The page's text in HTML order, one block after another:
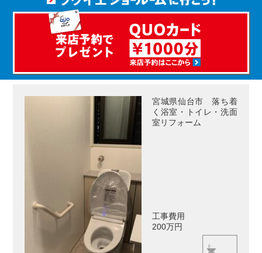
宮城県仙台市 落ち着
く浴室・トイレ・洗面
室リフォーム
工事費用
200万円